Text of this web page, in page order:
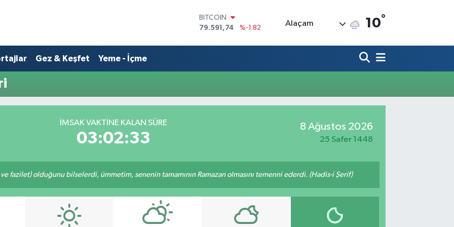
BITCOIN
79.591,74
%-1.82
G.ALTIN
Alaçam 10°
Gez & Keşfet Yeme - İçme
İMSAK VAKTİNE KALAN SÜRE
03:02:33
8 Ağustos 2026
25 Safer 1448
ve fazilet) olduğunu bilselerdi, ümmetim, senenin tamamının Ramazan olmasını temenni ederdi. (Hadis-i Şerif)